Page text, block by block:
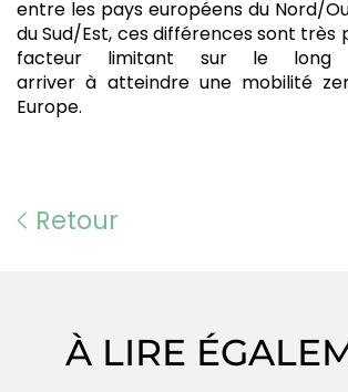
entre les pays européens du Nord/
du Sud/Est, ces différences sont très
facteur limitant sur le long
arriver à atteindre une mobilité
Europe.
Retour
À LIRE